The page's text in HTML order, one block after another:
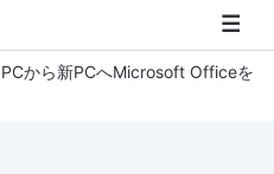
から新PCへMicrosoft Officeを